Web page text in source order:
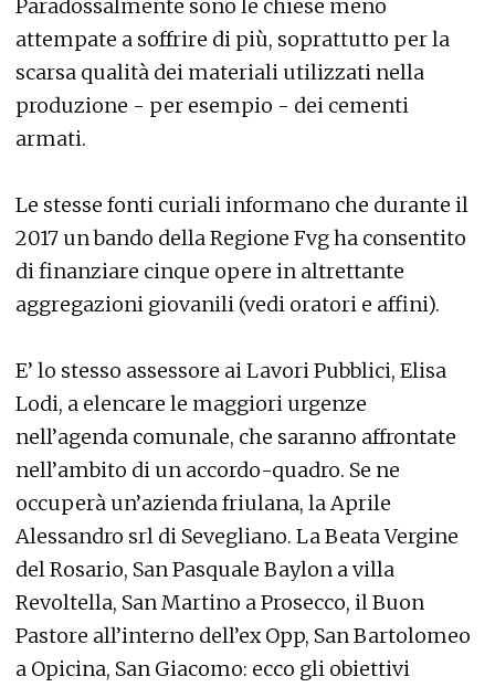
Paradossalmente sono le chiese meno
attempate a soffrire di più, soprattutto per la
scarsa qualità dei materiali utilizzati nella
produzione - per esempio - dei cementi
armati.
Le stesse fonti curiali informano che durante il
2017 un bando della Regione Fvg ha consentito
di finanziare cinque opere in altrettante
aggregazioni giovanili (vedi oratori e affini).
E’ lo stesso assessore ai Lavori Pubblici, Elisa
Lodi, a elencare le maggiori urgenze
nell’agenda comunale, che saranno affrontate
nell’ambito di un accordo-quadro. Se ne
occuperà un’azienda friulana, la Aprile
Alessandro srl di Sevegliano. La Beata Vergine
del Rosario, San Pasquale Baylon a villa
Revoltella, San Martino a Prosecco, il Buon
Pastore all’interno dell’ex Opp, San Bartolomeo
a Opicina, San Giacomo: ecco gli obiettivi